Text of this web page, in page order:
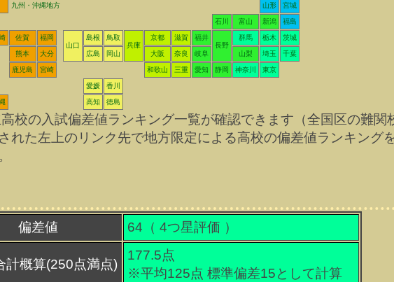
九州・沖縄地方 山形 宮城
石川 富山 新潟 福島
佐賀
福岡
山口
島根
鳥取
兵庫
京都 滋賀
福井
長野
群馬 栃木 茨城
熊本 大分 広島 岡山 大阪 奈良 岐阜 山梨 埼玉 千葉
鹿児島 宮崎 和歌山 三重 愛知 静岡 神奈川 東京
愛媛 香川
高知 徳島
の入試偏差値ランキング一覧が確認できます（全国区の難関
れた左上のリンク先で地方限定による高校の偏差値ランキング
偏差値 64（ 4つ星評価 ）
計概算(250点満点)
177.5点
※平均125点 標準偏差15として計算